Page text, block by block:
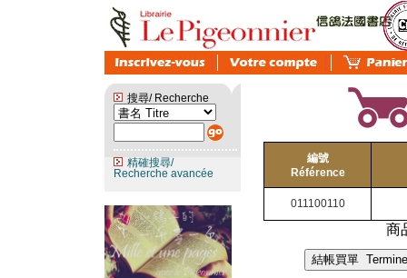
搜尋/ Recherche
精確搜尋/
Recherche avancée
編號
Référence
011100110
商